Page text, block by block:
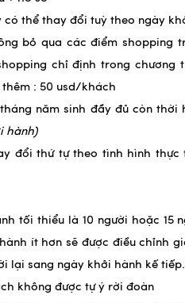
+ hồ sơ
có thể thay đổi tuỳ theo ngày
bỏ qua các điểm shopping
chỉ định trong chương
thêm : 50 usd/khách
năm sinh đầy đủ còn thời
hành)
đổi thứ tự theo tình hình thực
tối thiểu là 10 người hoặc 15
ít hơn sẽ được điều chỉnh
lại sang ngày khởi hành kế tiếp.